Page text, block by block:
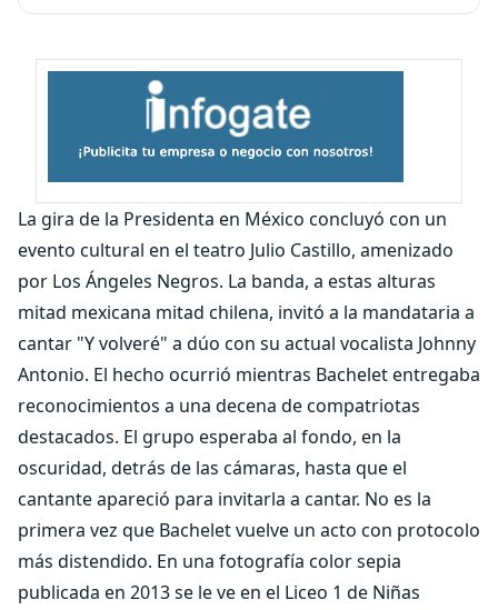
La gira de la Presidenta en México concluyó con un
evento cultural en el teatro Julio Castillo, amenizado
por Los Ángeles Negros. La banda, a estas alturas
mitad mexicana mitad chilena, invitó a la mandataria a
cantar "Y volveré" a dúo con su actual vocalista Johnny
Antonio. El hecho ocurrió mientras Bachelet entregaba
reconocimientos a una decena de compatriotas
destacados. El grupo esperaba al fondo, en la
oscuridad, detrás de las cámaras, hasta que el
cantante apareció para invitarla a cantar. No es la
primera vez que Bachelet vuelve un acto con protocolo
más distendido. En una fotografía color sepia
publicada en 2013 se le ve en el Liceo 1 de Niñas